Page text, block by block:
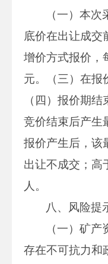
（一）本
底价在出让成交
增价方式报价，
元。（三）在报
（四）报价期
竞价结束后产生
报价产生后，该
出让不成交；高
人。
八、风险提
（一）矿
存在不可抗力和